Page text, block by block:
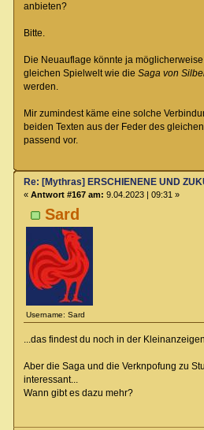
anbieten?
Bitte.
Die Neuauflage könnte ja
gleichen Spielwelt wie die Saga von
werden.
Mir zumindest käme eine solche
beiden Texten aus der Feder des
passend vor.
Sard
Username: Sard
Re: [Mythras] ERSCHIENENE UND
« Antwort #167 am: 9.04.2023 | 09:31 »
...das findest du noch in der
Aber die Saga und die Verknpofung zu
interessant...
Wann gibt es dazu mehr?